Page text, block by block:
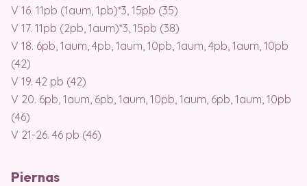
V 16. 11pb (1aum, 1pb)*3, 15pb (35)
V 17. 11pb (2pb, 1aum)*3, 15pb (38)
V 18. 6pb, 1aum, 4pb, 1aum, 10pb, 1aum, 4pb, 1aum, 10pb
(42)
V 19. 42 pb (42)
V 20. 6pb, 1aum, 6pb, 1aum, 10pb, 1aum, 6pb, 1aum, 10pb
(46)
V 21-26. 46 pb (46)
Piernas